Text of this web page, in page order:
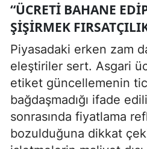
“ÜCRETI BAHANE
ŞIŞIRMEK
Piyasadaki erken zam
eleştiriler sert. Asgari
etiket güncellemenin
bağdaşmadığı ifade
sonrasında fiyatlama
bozulduğuna dikkat